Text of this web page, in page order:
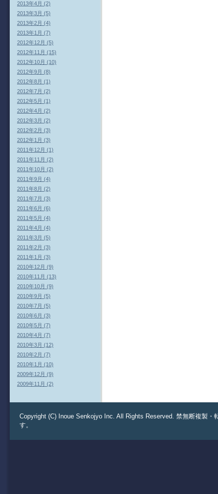
2013年4月 (2)
2013年3月 (5)
2013年2月 (4)
2013年1月 (7)
2012年12月 (5)
2012年11月 (15)
2012年10月 (10)
2012年9月 (8)
2012年8月 (1)
2012年7月 (2)
2012年5月 (1)
2012年4月 (2)
2012年3月 (2)
2012年2月 (3)
2012年1月 (3)
2011年12月 (1)
2011年11月 (2)
2011年10月 (2)
2011年9月 (4)
2011年8月 (2)
2011年7月 (3)
2011年6月 (6)
2011年5月 (4)
2011年4月 (4)
2011年3月 (5)
2011年2月 (3)
2011年1月 (3)
2010年12月 (9)
2010年11月 (13)
2010年10月 (9)
2010年9月 (5)
2010年7月 (5)
2010年6月 (3)
2010年5月 (7)
2010年4月 (7)
2010年3月 (12)
2010年2月 (7)
2010年1月 (10)
2009年12月 (9)
2009年11月 (2)
Copyright (C) Inoue Senkojyo Inc. All Rights Reserved. 禁無断複製
す。